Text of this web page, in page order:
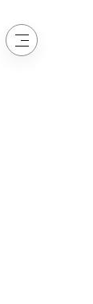
Ouvrir le menu